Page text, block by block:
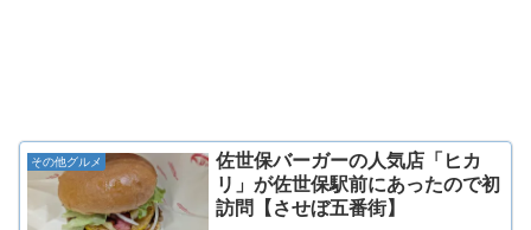
その他グルメ
佐世保バーガーの人気店「ヒカ
リ」が佐世保駅前にあったので初
訪問【させぼ五番街】